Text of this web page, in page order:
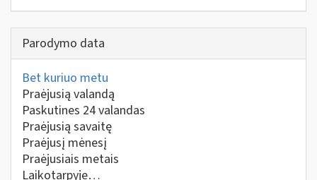
Parodymo data
Bet kuriuo metu
Praėjusią valandą
Paskutines 24 valandas
Praėjusią savaitę
Praėjusį mėnesį
Praėjusiais metais
Laikotarpyje…